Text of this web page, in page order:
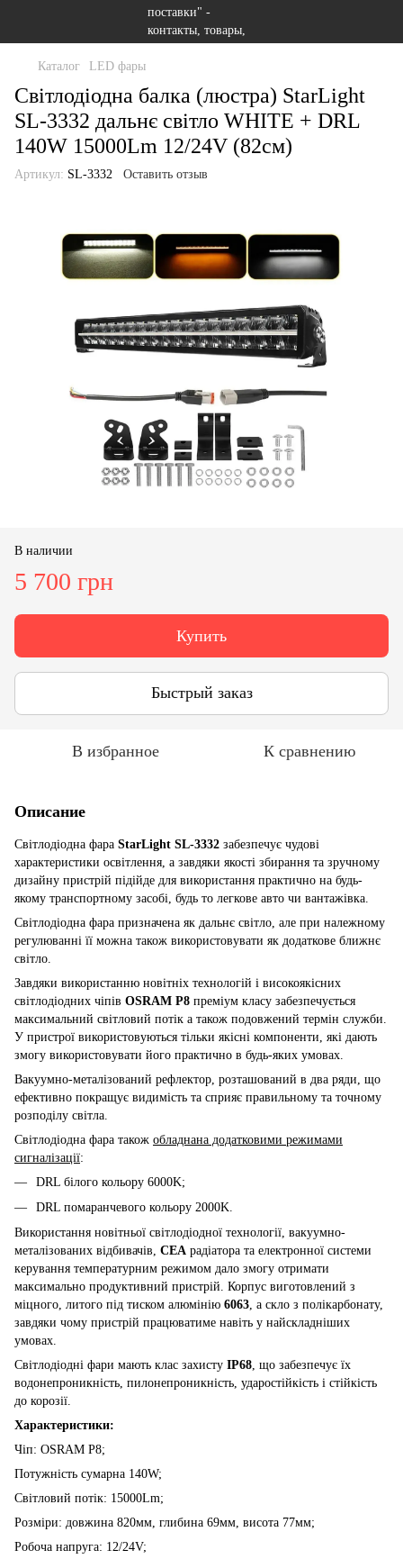
Каталог LED фары
Світлодіодна балка (люстра) StarLight
SL-3332 дальнє світло WHITE + DRL
140W 15000Lm 12/24V (82см)
Артикул: SL-3332 Оставить отзыв
В наличии
5 700 грн
Купить
Быстрый заказ
В избранное К сравнению
Описание
Світлодіодна фара StarLight SL-3332 забезпечує чудові
характеристики освітлення, а завдяки якості збирання та зручному
дизайну пристрій підійде для використання практично на будь-
якому транспортному засобі, будь то легкове авто чи вантажівка.
Світлодіодна фара призначена як дальнє світло, але при належному
регулюванні її можна також використовувати як додаткове ближнє
світло.
Завдяки використанню новітніх технологій і високоякісних
світлодіодних чіпів OSRAM P8 преміум класу забезпечується
максимальний світловий потік а також подовжений термін служби.
У пристрої використовуються тільки якісні компоненти, які дають
змогу використовувати його практично в будь-яких умовах.
Вакуумно-металізований рефлектор, розташований в два ряди, що
ефективно покращує видимість та сприяє правильному та точному
розподілу світла.
Світлодіодна фара також обладнана додатковими режимами
сигналізації:
DRL білого кольору 6000K;
DRL помаранчевого кольору 2000K.
Використання новітньої світлодіодної технології, вакуумно-
металізованих відбивачів, CEA радіатора та електронної системи
керування температурним режимом дало змогу отримати
максимально продуктивний пристрій. Корпус виготовлений з
міцного, литого під тиском алюмінію 6063, а скло з полікарбонату,
завдяки чому пристрій працюватиме навіть у найскладніших
умовах.
Світлодіодні фари мають клас захисту IP68, що забезпечує їх
водонепроникність, пилонепроникність, ударостійкість і стійкість
до корозії.
Характеристики:
Чіп: OSRAM P8;
Потужність сумарна 140W;
Світловий потік: 15000Lm;
Розміри: довжина 820мм, глибина 69мм, висота 77мм;
Робоча напруга: 12/24V;